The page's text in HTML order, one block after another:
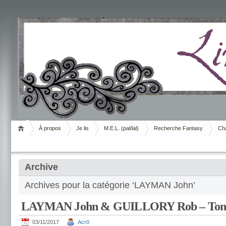
Livrement
À propos Je lis M.E.L. (pal/lal) Recherche Fantasy
Archive
Archives pour la catégorie ‘LAYMAN John’
LAYMAN John & GUILLORY Rob –
03/11/2017 Acr0